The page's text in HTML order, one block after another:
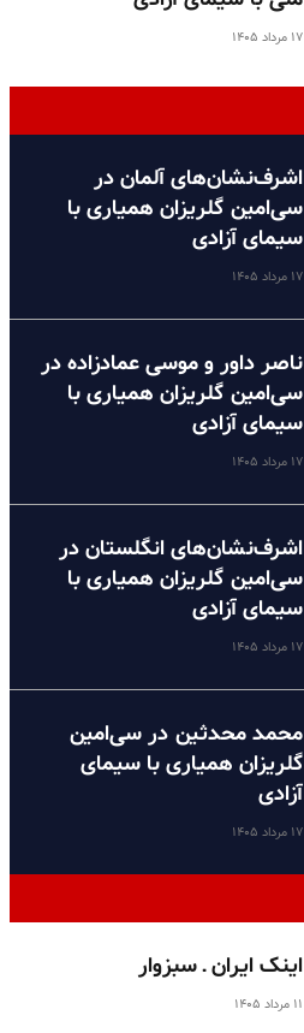
۱۷ مرداد ۱۴۰۵
اشرف‌نشان‌های آلمان در
سی‌امین گلریزان همیاری با
سیمای آزادی
۱۷ مرداد ۱۴۰۵
ناصر داور و موسی عمادزاده در
سی‌امین گلریزان همیاری با
سیمای آزادی
۱۷ مرداد ۱۴۰۵
اشرف‌نشان‌های انگلستان در
سی‌امین گلریزان همیاری با
سیمای آزادی
۱۷ مرداد ۱۴۰۵
محمد محدثین در سی‌امین
گلریزان همیاری با سیمای
آزادی
۱۷ مرداد ۱۴۰۵
اینک ایران ـ سبزوار
۱۱ مرداد ۱۴۰۵